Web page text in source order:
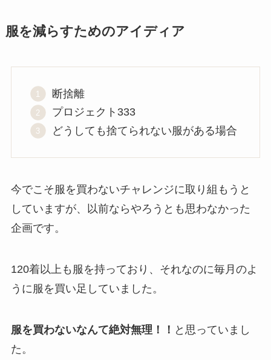
服を減らすためのアイディア
断捨離
プロジェクト333
どうしても捨てられない服がある場合
今でこそ服を買わないチャレンジに取り組もうと
していますが、以前ならやろうとも思わなかった
企画です。
120着以上も服を持っており、それなのに毎月のよ
うに服を買い足していました。
服を買わないなんて絶対無理！！ と思っていまし
た。